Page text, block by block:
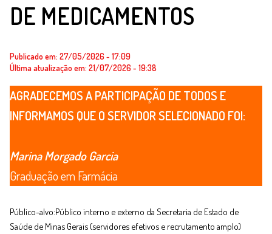
DE MEDICAMENTOS
Publicado em: 27/05/2026 - 17:09
Última atualização em: 21/07/2026 - 19:38
AGRADECEMOS A PARTICIPAÇÃO DE TODOS E
INFORMAMOS QUE O SERVIDOR SELECIONADO FOI:
Marina Morgado Garcia
Graduação em Farmácia
Público-alvo:Público interno e externo da Secretaria de Estado de
Saúde de Minas Gerais (servidores efetivos e recrutamento amplo)